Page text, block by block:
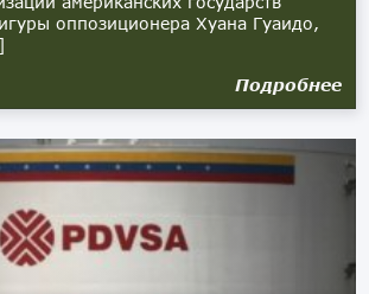
оппозиционера Хуана Гуаидо,
Подробнее